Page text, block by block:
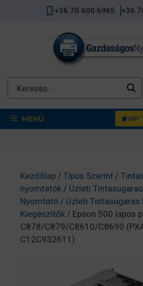
+36 70 600 6965 +36
MENÜ VIP
Kezdőlap / Típus Szerint /
nyomtatók / Üzleti Tintasugaras
Nyomtató / Üzleti Tintasugaras
Kiegészítők / Epson 500 lapos
C878/C879/C8610/C8690
C12C932611)